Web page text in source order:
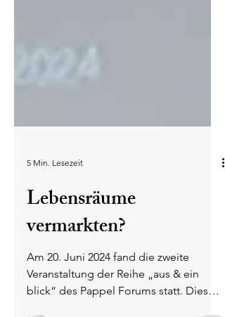
Lebensräume
vermarkten?